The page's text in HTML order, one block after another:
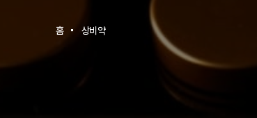
홈 상비약